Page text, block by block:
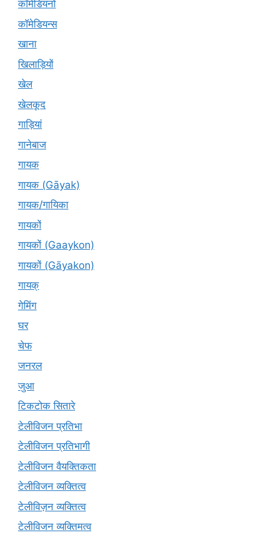
कॉमेडियनों
कॉमेडियन्स
खाना
खिलाड़ियों
खेल
खेलकूद
गाड़ियां
गानेबाज
गायक
गायक (Gāyak)
गायक/गायिका
गायकों
गायकों (Gaaykon)
गायकों (Gāyakon)
गायक्
गेमिंग
घर
चेफ
जनरल
जुआ
टिकटोक सितारे
टेलीविजन प्रतिभा
टेलीविजन प्रतिभागी
टेलीविजन वैयक्तिकता
टेलीविजन व्यक्तित्व
टेलीविज़न व्यक्तित्व
टेलीविजन व्यक्तिमत्व